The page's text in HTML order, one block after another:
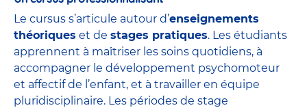
Le cursus s’articule autour d’enseignements
théoriques et de stages pratiques. Les étudiants
apprennent à maîtriser les soins quotidiens, à
accompagner le développement psychomoteur
et affectif de l’enfant, et à travailler en équipe
pluridisciplinaire. Les périodes de stage